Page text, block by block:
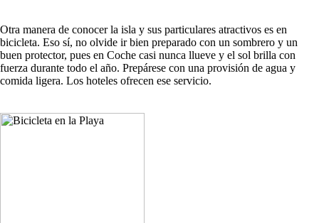
Otra manera de conocer la isla y sus particulares atractivos es en
bicicleta. Eso sí, no olvide ir bien preparado con un sombrero y un
buen protector, pues en Coche casi nunca llueve y el sol brilla con
fuerza durante todo el año. Prepárese con una provisión de agua y
comida ligera. Los hoteles ofrecen ese servicio.